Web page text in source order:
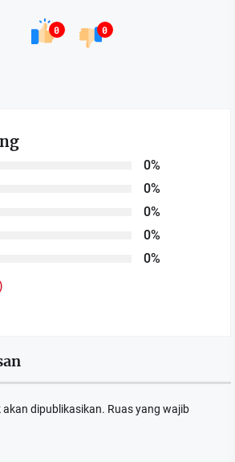
0 0
0%
0%
0%
0%
0%
dipublikasikan. Ruas yang wajib